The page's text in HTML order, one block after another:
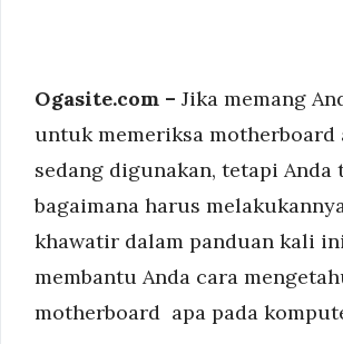
Ogasite.com – Jika memang
untuk memeriksa motherboard
sedang digunakan, tetapi Anda
bagaimana harus
khawatir dalam panduan kali
membantu Anda cara
motherboard apa pada